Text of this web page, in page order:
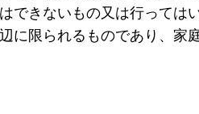
できないもの又は行っては
に限られるものであり、家